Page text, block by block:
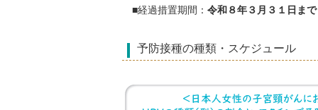
■経過措置期間： 令和８年３月３１日ま
予防接種の種類・スケジュール